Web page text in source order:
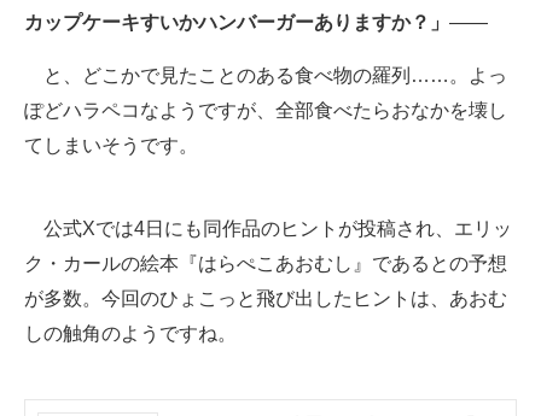
カップケーキすいかハンバーガーありますか？」 ――
と、どこかで見たことのある食べ物の羅列……。よっ
ぽどハラペコなようですが、全部食べたらおなかを壊し
てしまいそうです。
公式Xでは4日にも同作品のヒントが投稿され、エリッ
ク・カールの絵本『はらぺこあおむし』であるとの予想
が多数。今回のひょこっと飛び出したヒントは、あおむ
しの触角のようですね。